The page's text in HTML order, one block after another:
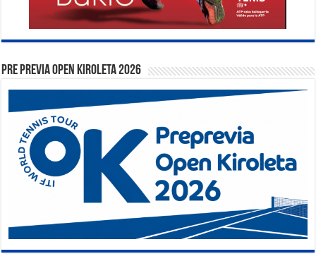
PRE PREVIA OPEN KIROLETA 2026